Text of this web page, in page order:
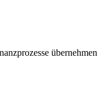
übernehmen